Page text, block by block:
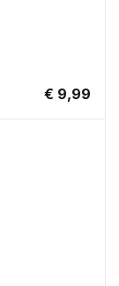
€ 9,99